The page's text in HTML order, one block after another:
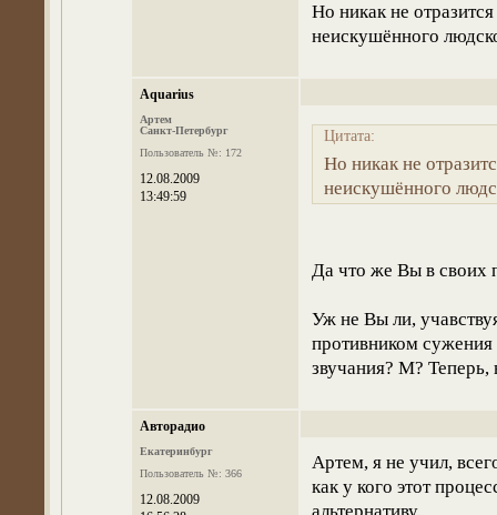
Но никак не
неискушённого
Aquarius
Артем
Санкт-Петербург
Пользователь №: 172
12.08.2009
13:49:59
Цитата:
Но никак не
неискушённого
Да что же Вы в своих
Уж не Вы ли,
противником сужения
звучания? М?
Авторадио
Екатеринбург
Пользователь №: 366
12.08.2009
Артем, я не учил,
как у кого этот